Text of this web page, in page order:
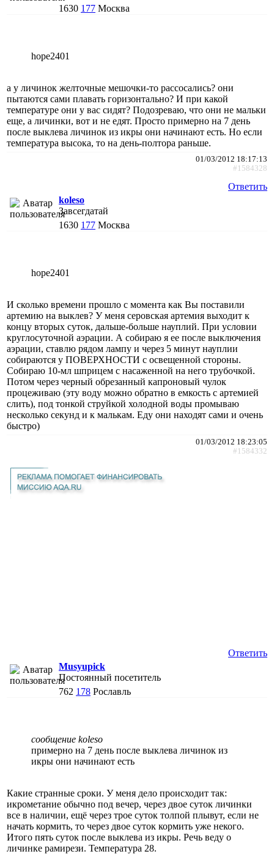
1630 177 Москва
hope2401
а у личинок желточные мешочки-то рассосались? они
пытаются сами плавать горизонтально? И при какой
температуре они у вас сидят? Подозреваю, что они не мальки
еще, а личинки, вот и не едят. Просто примерно на 7 день
после выклева личинок из икры они начинают есть. Но если
температура высока, то на день-полтора раньше.
01/03/2012 18:17:13
#1584328
Ответить
koleso
Завсегдатай
1630 177 Москва
hope2401
И сколько времени прошло с момента как Вы поставили
артемию на выклев? У меня серовская артемия выходит к
концу вторых суток, дальше-больше науплий. При условии
круглосуточной аэрации. А собираю я ее после выключения
аэрации, ставлю рядом лампу и через 5 минут науплии
собираются у ПОВЕРХНОСТИ с освещенной стороны.
Собираю 10-мл шприцем с насаженной на него трубочкой.
Потом через черный обрезанный капроновый чулок
процеживаю (эту воду можно обратно в емкость с артемией
слить), под тонкой струйкой холодной воды промываю
несколько секунд и к малькам. Еду они находят сами и очень
быстро)
01/03/2012 18:23:05
#1584332
Ответить
Musyupick
Постоянный посетитель
762 178 Рославль
сообщение koleso
примерно на 7 день после выклева личинок из
икры они начинают есть
Какие странные сроки. У меня дело происходит так:
икрометание обычно под вечер, через двое суток личинки
все в наличии, ещё через трое суток толпой плывут, если не
начать кормить, то через двое суток кормить уже некого.
Итого пять суток после выклева из икры. Речь веду о
личинке рамирези. Температура 28.